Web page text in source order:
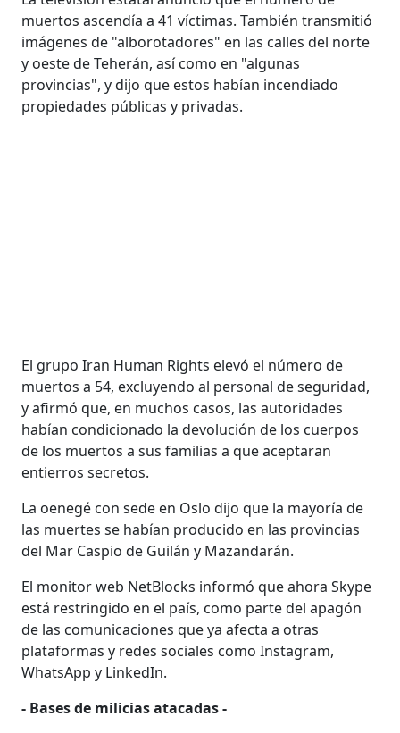
muertos ascendía a 41 víctimas. También transmitió
imágenes de "alborotadores" en las calles del norte
y oeste de Teherán, así como en "algunas
provincias", y dijo que estos habían incendiado
propiedades públicas y privadas.
El grupo Iran Human Rights elevó el número de
muertos a 54, excluyendo al personal de seguridad,
y afirmó que, en muchos casos, las autoridades
habían condicionado la devolución de los cuerpos
de los muertos a sus familias a que aceptaran
entierros secretos.
La oenegé con sede en Oslo dijo que la mayoría de
las muertes se habían producido en las provincias
del Mar Caspio de Guilán y Mazandarán.
El monitor web NetBlocks informó que ahora Skype
está restringido en el país, como parte del apagón
de las comunicaciones que ya afecta a otras
plataformas y redes sociales como Instagram,
WhatsApp y LinkedIn.
- Bases de milicias atacadas -